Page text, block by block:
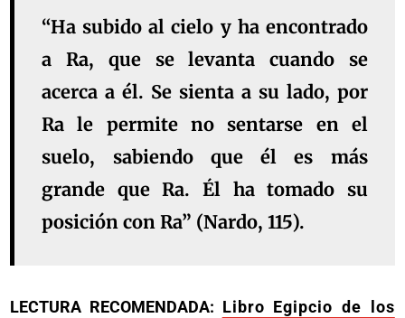
“Ha subido al cielo y ha encontrado
a Ra, que se levanta cuando se
acerca a él. Se sienta a su lado, por
Ra le permite no sentarse en el
suelo, sabiendo que él es más
grande que Ra. Él ha tomado su
posición con Ra” (Nardo, 115).
LECTURA RECOMENDADA: Libro Egipcio de los